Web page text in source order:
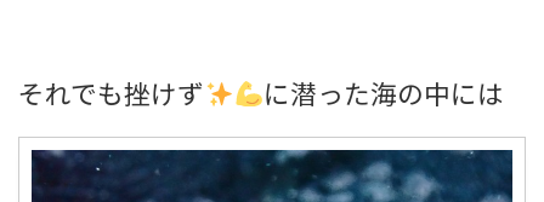
それでも挫けず に潜った海の中には